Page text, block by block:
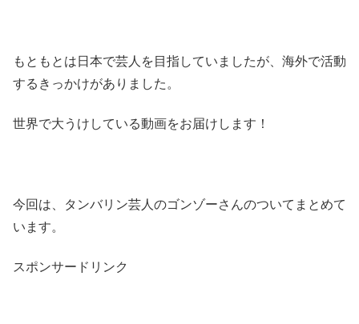
もともとは日本で芸人を目指していましたが、海外で活動
するきっかけがありました。
世界で大うけしている動画をお届けします！
今回は、タンバリン芸人のゴンゾーさんのついてまとめて
います。
スポンサードリンク